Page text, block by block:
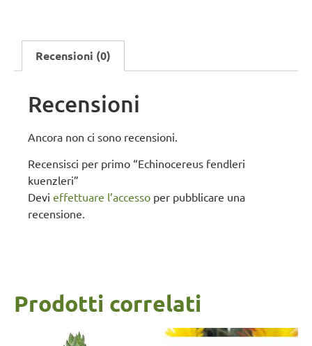
Recensioni (0)
Recensioni
Ancora non ci sono recensioni.
Recensisci per primo “Echinocereus fendleri
kuenzleri”
Devi effettuare l’accesso per pubblicare una
recensione.
Prodotti correlati